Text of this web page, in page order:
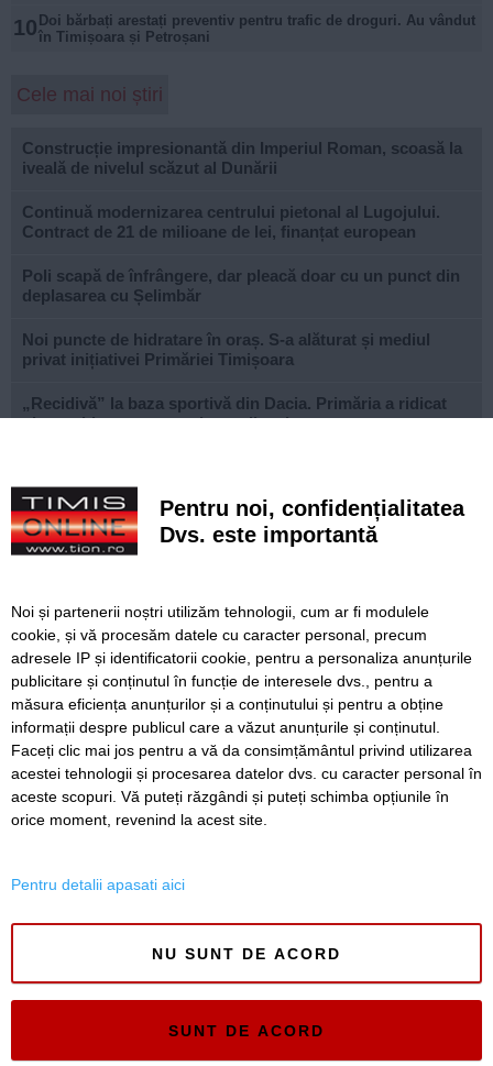
10 Doi bărbați arestați preventiv pentru trafic de droguri. Au vândut
în Timișoara și Petroșani
Cele mai noi știri
Construcție impresionantă din Imperiul Roman, scoasă la
iveală de nivelul scăzut al Dunării
Continuă modernizarea centrului pietonal al Lugojului.
Contract de 21 de milioane de lei, finanțat european
Poli scapă de înfrângere, dar pleacă doar cu un punct din
deplasarea cu Șelimbăr
Noi puncte de hidratare în oraș. S-a alăturat și mediul
privat inițiativei Primăriei Timișoara
„Recidivă” la baza sportivă din Dacia. Primăria a ridicat
niște echipamente amplasate ilegal
Ce facem astăzi, 8 august 2026, în Timișoara?
Cum arată televizorul care schimbă serile de acasă, fără
Nouă copaci căzuți, dintre care patru pe mașini, la
Timișoara, în urma furtunii
Elev de la „Loga”, medalie de aur la Olimpiada
Internațională de Inteligență Artificială
SERVICII Redactia
Folosinta Cookie-urilor
Timiș Online
Pentru noi, confidențialitatea
Dvs. este importantă
Noi și partenerii noștri utilizăm tehnologii, cum ar fi modulele
cookie, și vă procesăm datele cu caracter personal, precum
adresele IP și identificatorii cookie, pentru a personaliza anunțurile
publicitare și conținutul în funcție de interesele dvs., pentru a
măsura eficiența anunțurilor și a conținutului și pentru a obține
informații despre publicul care a văzut anunțurile și conținutul.
Faceți clic mai jos pentru a vă da consimțământul privind utilizarea
acestei tehnologii și procesarea datelor dvs. cu caracter personal în
aceste scopuri. Vă puteți răzgândi și puteți schimba opțiunile în
orice moment, revenind la acest site.
Pentru detalii apasati aici
NU SUNT DE ACORD
SUNT DE ACORD